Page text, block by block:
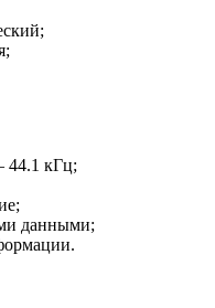
44.1 кГц;
данными;